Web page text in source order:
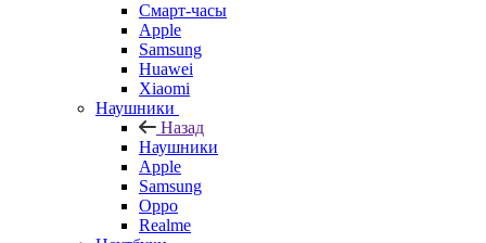
Смарт-часы
Apple
Samsung
Huawei
Xiaomi
Наушники
Назад
Наушники
Apple
Samsung
Oppo
Realme